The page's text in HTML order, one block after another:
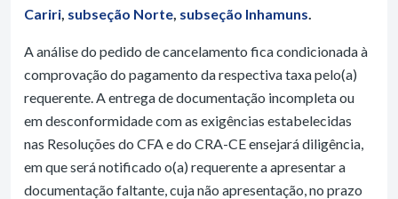
Cariri, subseção Norte, subseção Inhamuns.
A análise do pedido de cancelamento fica condicionada à
comprovação do pagamento da respectiva taxa pelo(a)
requerente. A entrega de documentação incompleta ou
em desconformidade com as exigências estabelecidas
nas Resoluções do CFA e do CRA-CE ensejará diligência,
em que será notificado o(a) requerente a apresentar a
documentação faltante, cuja não apresentação, no prazo